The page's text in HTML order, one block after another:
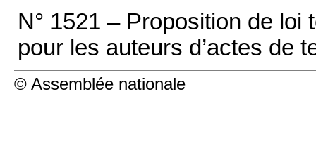
N° 1521 – Proposition de loi
pour les auteurs d’actes de
© Assemblée nationale